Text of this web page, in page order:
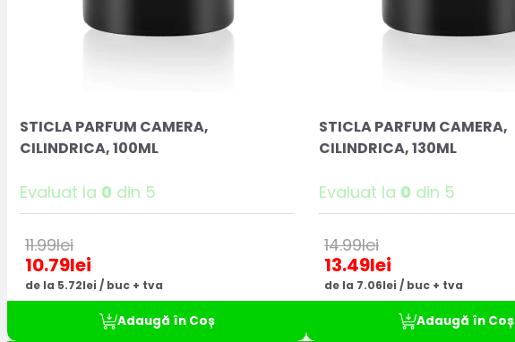
STICLA PARFUM CAMERA,
CILINDRICA, 100ML
Evaluat la 0 din 5
11.99lei
10.79lei
de la 5.72lei / buc + tva
Adaugă în Coș
STICLA PARFUM CAMERA,
CILINDRICA, 130ML
Evaluat la 0 din 5
14.99lei
13.49lei
de la 7.06lei / buc + tva
Adaugă în Coș